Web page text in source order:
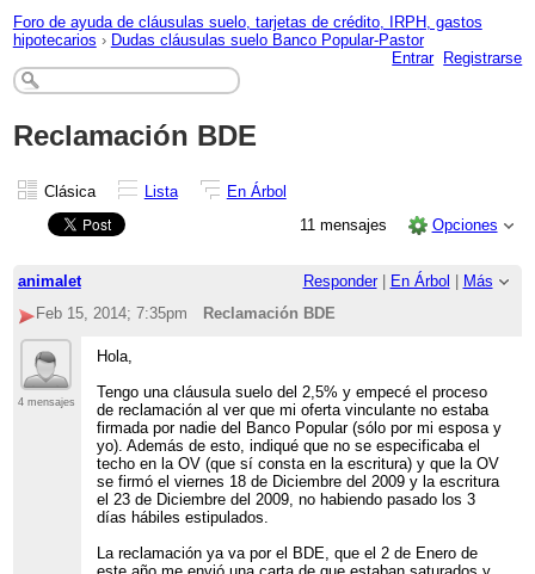
Foro de ayuda de cláusulas suelo, tarjetas de crédito, IRPH, gastos
hipotecarios › Dudas cláusulas suelo Banco Popular-Pastor
Entrar
Registrarse
Reclamación BDE
Clásica Lista
En Árbol
11 mensajes
Opciones
animalet Responder| En Árbol
Más
Feb 15, 2014; 7:35pm
Reclamación BDE
4 mensajes
Hola,
Tengo una cláusula suelo del 2,5% y empecé el proceso
de reclamación al ver que mi oferta vinculante no estaba
firmada por nadie del Banco Popular (sólo por mi esposa y
yo). Además de esto, indiqué que no se especificaba el
techo en la OV (que sí consta en la escritura) y que la OV
se firmó el viernes 18 de Diciembre del 2009 y la escritura
el 23 de Diciembre del 2009, no habiendo pasado los 3
días hábiles estipulados.
La reclamación ya va por el BDE, que el 2 de Enero de